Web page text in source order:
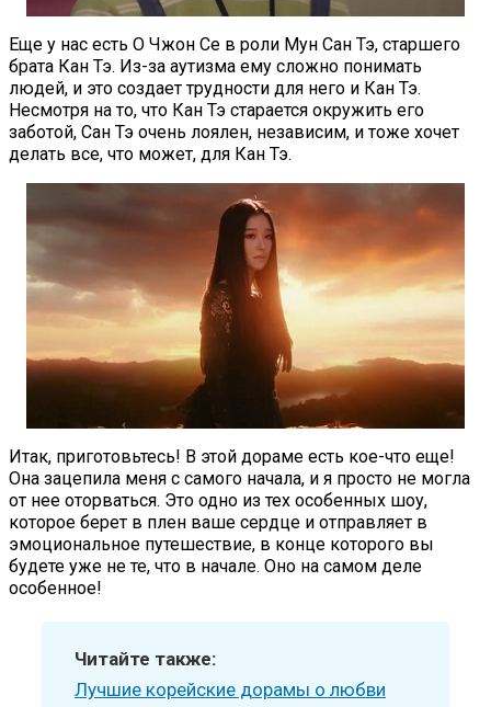
Еще у нас есть О Чжон Се в роли Мун Сан Тэ, старшего
брата Кан Тэ. Из-за аутизма ему сложно понимать
людей, и это создает трудности для него и Кан Тэ.
Несмотря на то, что Кан Тэ старается окружить его
заботой, Сан Тэ очень лоялен, независим, и тоже хочет
делать все, что может, для Кан Тэ.
Итак, приготовьтесь! В этой дораме есть кое-что еще!
Она зацепила меня с самого начала, и я просто не могла
от нее оторваться. Это одно из тех особенных шоу,
которое берет в плен ваше сердце и отправляет в
эмоциональное путешествие, в конце которого вы
будете уже не те, что в начале. Оно на самом деле
особенное!
Читайте также:
Лучшие корейские дорамы о любви